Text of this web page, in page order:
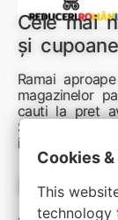
Cele mai
și
Ramai
magazinelor
cauti la pret
Sunteti aici
inspirate
Link-uri
Cookies
This
technology